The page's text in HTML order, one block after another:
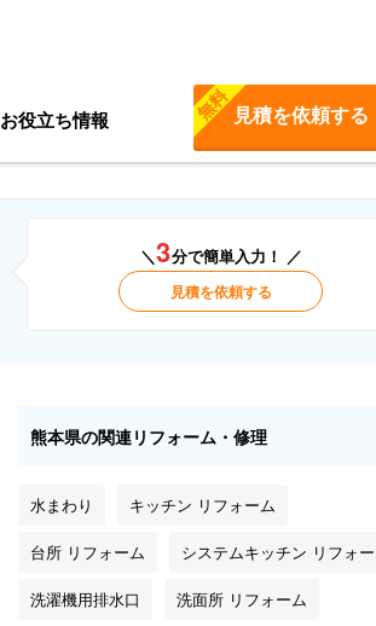
お役立ち情報 見積を依頼する
無料
＼3分で簡単入力！ ／
見積を依頼する
熊本県の関連リフォーム・修理
水まわり キッチン リフォーム
台所 リフォーム システムキッチン リフォ
洗濯機用排水口 洗面所 リフォーム